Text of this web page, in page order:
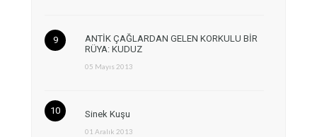
ANTİK ÇAĞLARDAN GELEN KORKULU BİR
RÜYA: KUDUZ
05 Mayıs 2013
Sinek Kuşu
01 Aralık 2013